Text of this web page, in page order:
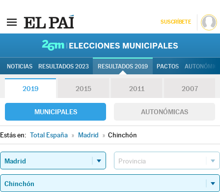
SUSCRÍBETE
NOTICIAS RESULTADOS 2023 RESULTADOS 2019 PACTOS
2019 2015 2011 2007
MUNICIPALES AUTONÓMICAS
Estás en: Total España » Madrid » Chinchón